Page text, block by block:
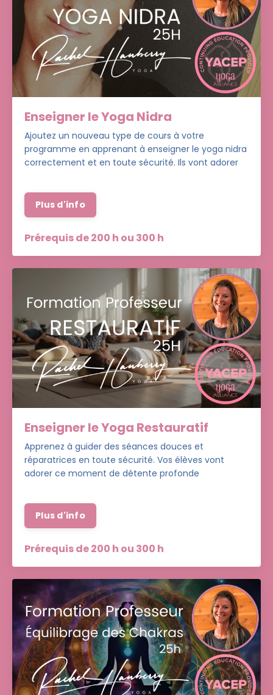
Enseigner le Yoga Nidra
Ajoutez un nouveau type de cours à votre
programme en apprenant à enseigner le yoga nidra
correctement et en toute sécurité. Ils vont adorer
Plus d'info
Prérequis de 200 h ou 300 h
Enseigner le Yoga Restauratif
Apprenez à guider des séances douces et
réparatrices en toute sécurité. Vos élèves vont
adorer ce moment de détente profonde
Plus d'info
Prérequis de 200 h ou 300 h